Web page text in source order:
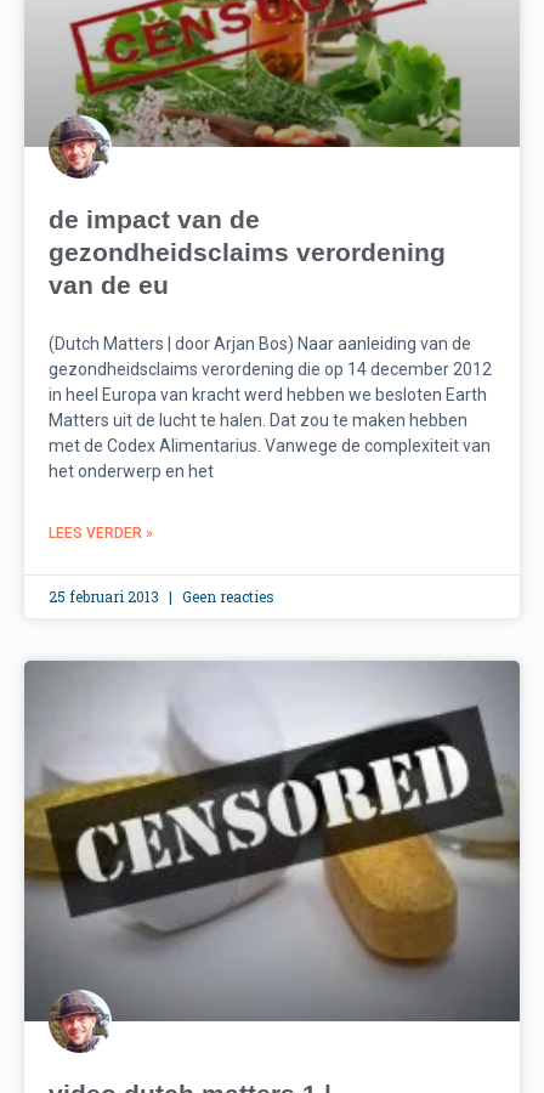
de impact van de
gezondheidsclaims verordening
van de eu
(Dutch Matters | door Arjan Bos) Naar aanleiding van de
gezondheidsclaims verordening die op 14 december 2012
in heel Europa van kracht werd hebben we besloten Earth
Matters uit de lucht te halen. Dat zou te maken hebben
met de Codex Alimentarius. Vanwege de complexiteit van
het onderwerp en het
LEES VERDER »
25 februari 2013 Geen reacties